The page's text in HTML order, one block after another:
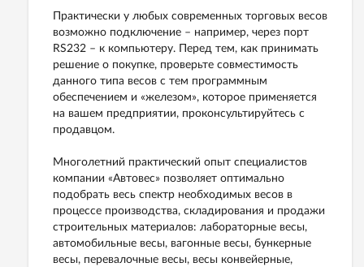
Практически у любых современных торговых весов
возможно подключение – например, через порт
RS232 – к компьютеру. Перед тем, как принимать
решение о покупке, проверьте совместимость
данного типа весов с тем программным
обеспечением и «железом», которое применяется
на вашем предприятии, проконсультируйтесь с
продавцом.
Многолетний практический опыт специалистов
компании «Автовес» позволяет оптимально
подобрать весь спектр необходимых весов в
процессе производства, складирования и продажи
строительных материалов: лабораторные весы,
автомобильные весы, вагонные весы, бункерные
весы, перевалочные весы, весы конвейерные,